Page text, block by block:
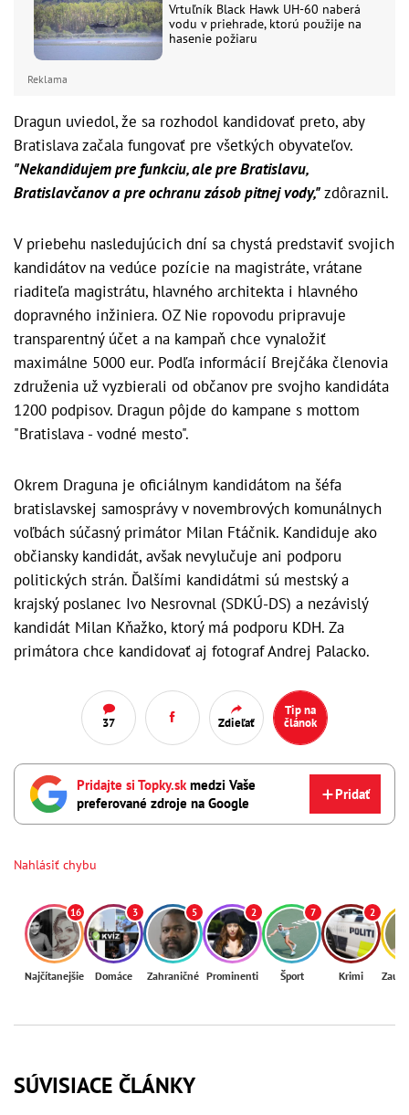
Vrtuľník Black Hawk UH-60 naberá
vodu v priehrade, ktorú použije na
hasenie požiaru
Reklama
Dragun uviedol, že sa rozhodol kandidovať preto, aby
Bratislava začala fungovať pre všetkých obyvateľov.
"Nekandidujem pre funkciu, ale pre Bratislavu,
Bratislavčanov a pre ochranu zásob pitnej vody,"zdôraznil.
V priebehu nasledujúcich dní sa chystá predstaviť svojich
kandidátov na vedúce pozície na magistráte, vrátane
riaditeľa magistrátu, hlavného architekta i hlavného
dopravného inžiniera. OZ Nie ropovodu pripravuje
transparentný účet a na kampaň chce vynaložiť
maximálne 5000 eur. Podľa informácií Brejčáka členovia
združenia už vyzbierali od občanov pre svojho kandidáta
1200 podpisov. Dragun pôjde do kampane s mottom
"Bratislava - vodné mesto".
Okrem Draguna je oficiálnym kandidátom na šéfa
bratislavskej samosprávy v novembrových komunálnych
voľbách súčasný primátor Milan Ftáčnik. Kandiduje ako
občiansky kandidát, avšak nevylučuje ani podporu
politických strán. Ďalšími kandidátmi sú mestský a
krajský poslanec Ivo Nesrovnal (SDKÚ-DS) a nezávislý
kandidát Milan Kňažko, ktorý má podporu KDH. Za
primátora chce kandidovať aj fotograf Andrej Palacko.
37 Zdieľať
Tip na
článok
Pridajte si Topky.sk medzi Vaše
preferované zdroje na Google
Pridať
Nahlásiť chybu
16
Najčítanejšie
3
Domáce
5
Zahraničné
2
Prominenti
7
Šport
2
Krimi
SÚVISIACE ČLÁNKY